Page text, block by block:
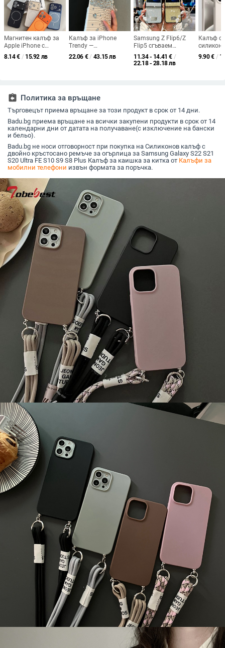
Магнитен калъф за
Apple iPhone с
матово акрилно
покритие, усещане
16 Pro Max
8.14€ / 15.92 лв
Калъф за iPhone
Trendy —
крокодилска кожа,
матиран завършек,
22.06 € / 43.15 лв
Samsung Z Flip6/Z
Flip5 сгъваем
телефон - защитен
калъф с блестяща
11.34 - 14.41 € /
22.18 - 28.18 лв
Калъф
силикон
приятен
висок
9.90€ /
assignment_return Политика за връщане
Търговецът приема връщане за този продукт в срок от 14 дни.
Badu.bg приема връщане на всички закупени продукти в срок от 14
календарни дни от датата на получаване(с изключение на бански
и бельо).
Badu.bg не носи отговорност при покупка на Силиконов калъф с
двойно кръстосано ремъче за огърлица за Samsung Galaxy S22 S21
S20 Ultra FE S10 S9 S8 Plus Калъф за каишка за китка от Калъфи за
мобилни телефони извън формата за поръчка.